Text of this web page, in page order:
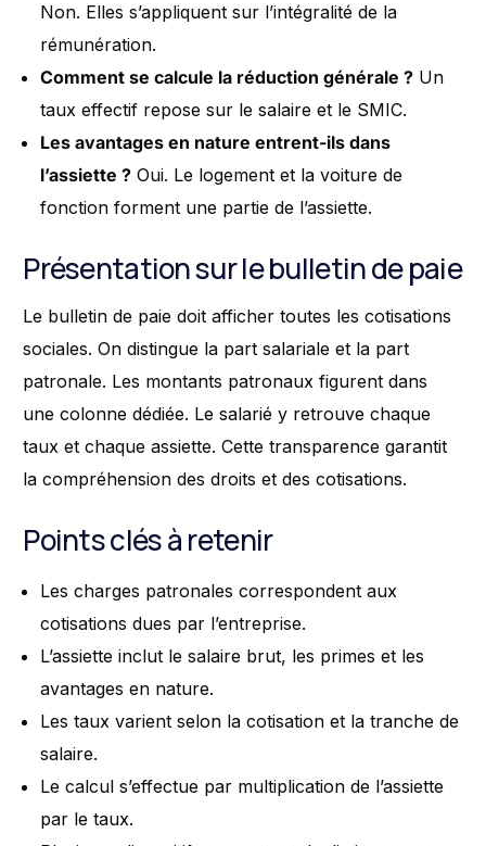
Non. Elles s’appliquent sur l’intégralité de la
rémunération.
Comment se calcule la réduction générale ? Un
taux effectif repose sur le salaire et le SMIC.
Les avantages en nature entrent-ils dans
l’assiette ? Oui. Le logement et la voiture de
fonction forment une partie de l’assiette.
Présentation sur le bulletin de paie
Le bulletin de paie doit afficher toutes les cotisations
sociales. On distingue la part salariale et la part
patronale. Les montants patronaux figurent dans
une colonne dédiée. Le salarié y retrouve chaque
taux et chaque assiette. Cette transparence garantit
la compréhension des droits et des cotisations.
Points clés à retenir
Les charges patronales correspondent aux
cotisations dues par l’entreprise.
L’assiette inclut le salaire brut, les primes et les
avantages en nature.
Les taux varient selon la cotisation et la tranche de
salaire.
Le calcul s’effectue par multiplication de l’assiette
par le taux.